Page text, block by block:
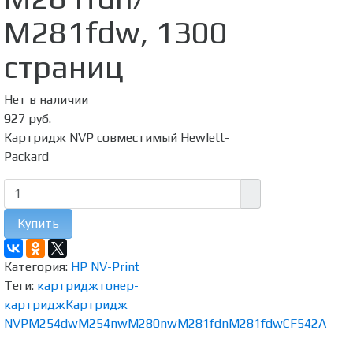
M281fdw, 1300
страниц
Нет в наличии
927 руб.
Картридж NVP совместимый Hewlett-
Packard
Купить
Категория: HP NV-Print
Теги: картриджтонер-
картриджКартридж
NVPM254dwM254nwM280nwM281fdnM281fdwCF542A